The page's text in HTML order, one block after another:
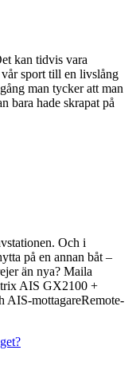
kan tidvis vara
vår sport till en livslång
man tycker att man
bara hade skrapat på
Och i
på en annan båt –
än nya? Maila
AIS GX2100 +
mottagareRemote-